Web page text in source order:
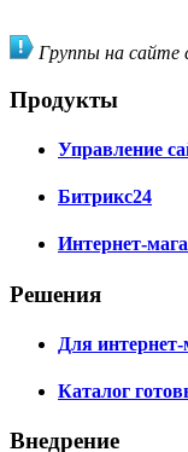
Группы на сайте
Продукты
Управление
Битрикс24
Интернет-
Решения
Для интернет-
Каталог
Внедрение